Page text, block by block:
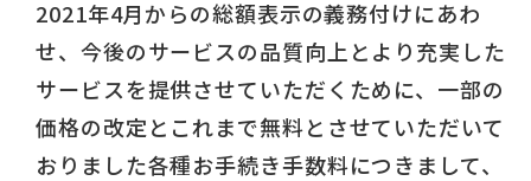
2021年4月からの総額表示の義務付けにあわ
せ、今後のサービスの品質向上とより充実した
サービスを提供させていただくために、一部の
価格の改定とこれまで無料とさせていただいて
おりました各種お手続き手数料につきまして、